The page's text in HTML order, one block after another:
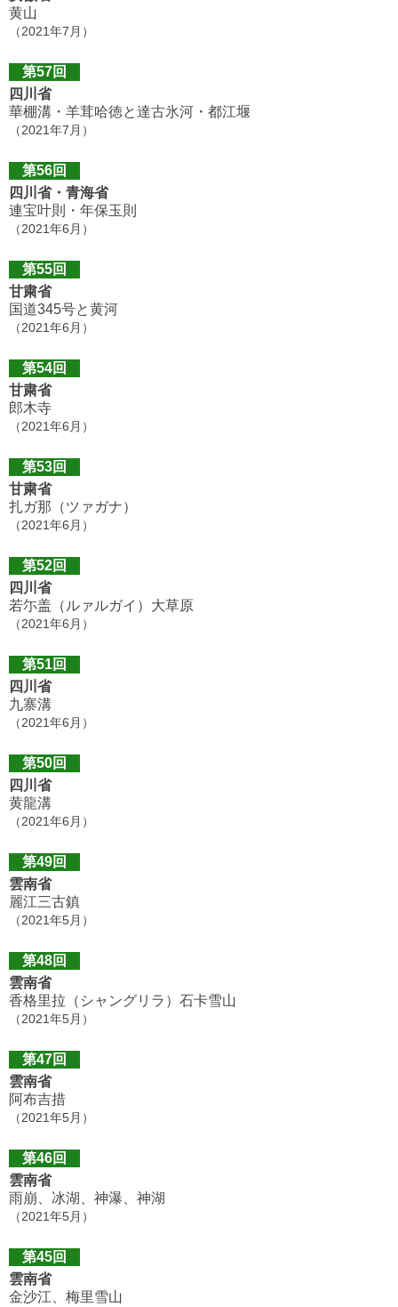
黄山
（2021年7月）
第57回
四川省
華棚溝・羊茸哈徳と達古氷河・都江堰
（2021年7月）
第56回
四川省・青海省
連宝叶則・年保玉則
（2021年6月）
第55回
甘粛省
国道345号と黄河
（2021年6月）
第54回
甘粛省
郎木寺
（2021年6月）
第53回
甘粛省
扎ガ那（ツァガナ）
（2021年6月）
第52回
四川省
若尓盖（ルァルガイ）大草原
（2021年6月）
第51回
四川省
九寨溝
（2021年6月）
第50回
四川省
黄龍溝
（2021年6月）
第49回
雲南省
麗江三古鎮
（2021年5月）
第48回
雲南省
香格里拉（シャングリラ）石卡雪山
（2021年5月）
第47回
雲南省
阿布吉措
（2021年5月）
第46回
雲南省
雨崩、冰湖、神瀑、神湖
（2021年5月）
第45回
雲南省
金沙江、梅里雪山